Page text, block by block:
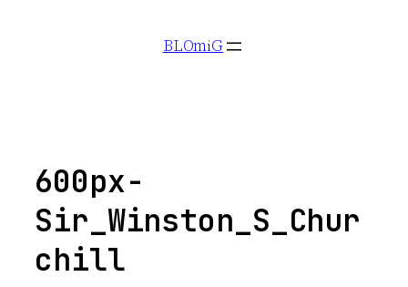
BLOmiG
600px-
Sir_Winston_S_Chur
chill